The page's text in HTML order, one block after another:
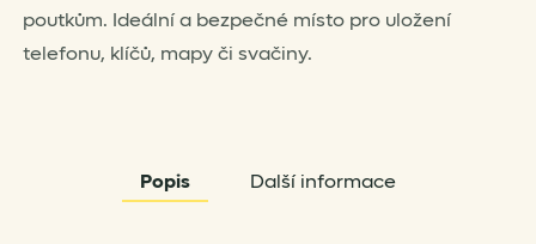
poutkům. Ideální a bezpečné místo pro uložení
telefonu, klíčů, mapy či svačiny.
Popis Další informace